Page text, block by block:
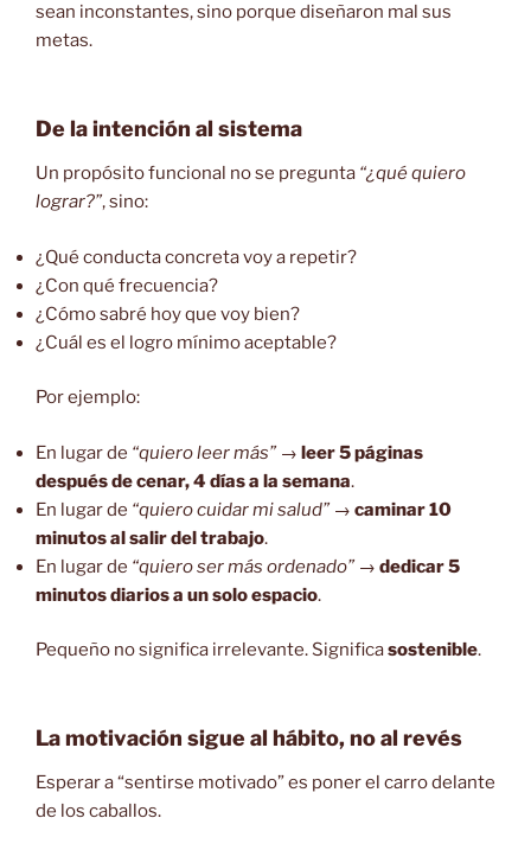
sean inconstantes, sino porque diseñaron mal sus
metas.
De la intención al sistema
Un propósito funcional no se pregunta “¿qué quiero
lograr?”, sino:
¿Qué conducta concreta voy a repetir?
¿Con qué frecuencia?
¿Cómo sabré hoy que voy bien?
¿Cuál es el logro mínimo aceptable?
Por ejemplo:
En lugar de “quiero leer más”→ leer 5 páginas
después de cenar, 4 días a la semana.
En lugar de “quiero cuidar mi salud”→ caminar 10
minutos al salir del trabajo.
En lugar de “quiero ser más ordenado”→ dedicar 5
minutos diarios a un solo espacio.
Pequeño no significa irrelevante. Significasostenible.
La motivación sigue al hábito, no al revés
Esperar a “sentirse motivado” es poner el carro delante
de los caballos.